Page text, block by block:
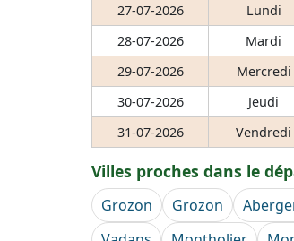
27-07-2026
Lundi
28-07-2026
Mardi
29-07-2026
Mercredi
30-07-2026
Jeudi
31-07-2026
Vendredi
Villes proches dans le
Grozon Grozon